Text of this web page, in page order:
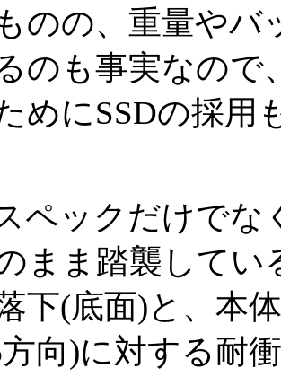
のの、重量やバ
のも事実なので
めにSSDの採用
ペックだけでな
まま踏襲してい
下(底面)と、本
向)に対する耐